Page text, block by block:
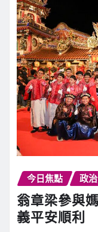
今日焦點 政
翁章梁參與
義平安順利